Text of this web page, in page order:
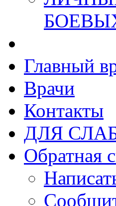
Главный
Врачи
Контакты
ДЛЯ
Обратная